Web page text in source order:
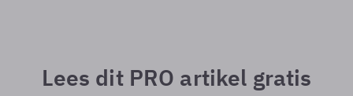
Lees dit PRO artikel gratis